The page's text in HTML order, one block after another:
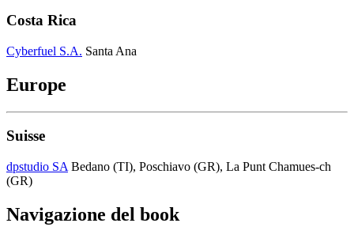
Costa Rica
Cyberfuel S.A. Santa Ana
Europe
Suisse
dpstudio SA Bedano (TI), Poschiavo (GR), La Punt Chamues-ch
(GR)
Navigazione del book